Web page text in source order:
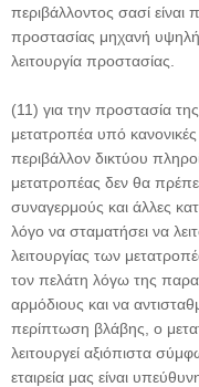
περιβάλλοντος σασί
προστασίας μηχανή
λειτουργία προστασίας.
(11) για την προστασία της
μετατροπέα υπό κανονικές
περιβάλλον δικτύου
μετατροπέας δεν θα
συναγερμούς και άλλες
λόγο να σταματήσει να
λειτουργίας των
τον πελάτη λόγω της
αρμόδιους και να
περίπτωση βλάβης, ο
λειτουργεί αξιόπιστα
εταιρεία μας είναι